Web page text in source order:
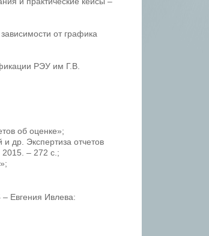
от графика
РЭУ им Г.В.
об оценке»;
др. Экспертиза отчетов
– 272 с.;
– Евгения Ивлева: